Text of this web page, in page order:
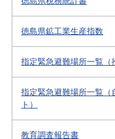
徳島県鉱工業生産指数
指定緊急避難場所一覧（
指定緊急避難場所一覧（
ト）
教育調査報告書